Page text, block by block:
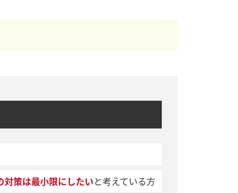
対策は最小限にしたいと考えている方